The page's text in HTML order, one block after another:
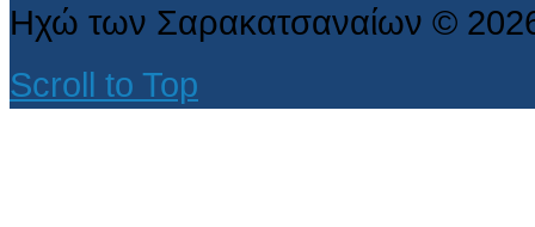
Ηχώ των Σαρακατσαναίων ©
Scroll to Top